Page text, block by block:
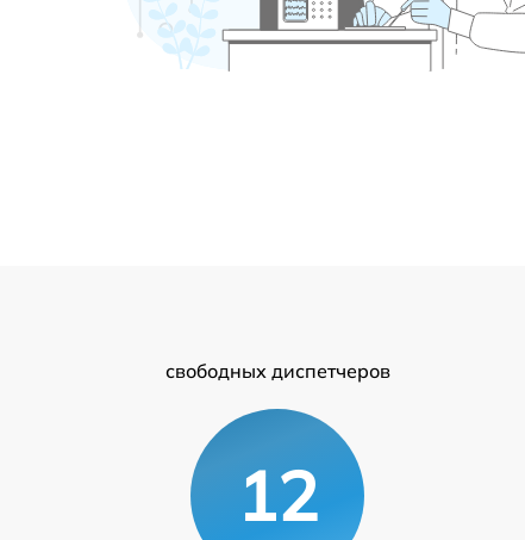
свободных диспетчеров
12